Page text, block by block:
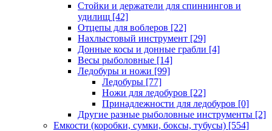
Стойки и держатели для спиннингов и
удилищ [42]
Отцепы для воблеров [22]
Нахлыстовый инструмент [29]
Донные косы и донные грабли [4]
Весы рыболовные [14]
Ледобуры и ножи [99]
Ледобуры [77]
Ножи для ледобуров [22]
Принадлежности для ледобуров [0]
Другие разные рыболовные инструменты [2]
Емкости (коробки, сумки, боксы, тубусы) [554]